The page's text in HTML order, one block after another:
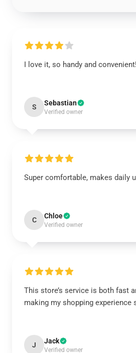
I love it, so handy and convenient!
S Sebastian
Verified owner
Super comfortable, makes daily
C Chloe
Verified owner
This store’s service is both fast
making my shopping experience
J Jack
Verified owner